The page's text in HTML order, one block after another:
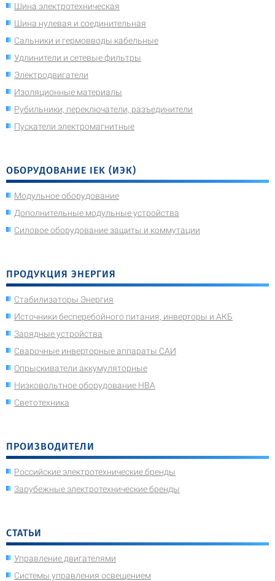
Шина электротехническая
Шина нулевая и соединительная
Сальники и гермовводы кабельные
Удлинители и сетевые фильтры
Электродвигатели
Изоляционные материалы
Рубильники, переключатели, разъединители
Пускатели электромагнитные
ОБОРУДОВАНИЕ IEK (ИЭК)
Модульное оборудование
Дополнительные модульные устройства
Силовое оборудование защиты и коммутации
ПРОДУКЦИЯ ЭНЕРГИЯ
Стабилизаторы Энергия
Источники бесперебойного питания, инверторы и АКБ
Зарядные устройства
Сварочные инверторные аппараты САИ
Опрыскиватели аккумуляторные
Низковольтное оборудование НВА
Светотехника
ПРОИЗВОДИТЕЛИ
Российские электротехнические бренды
Зарубежные электротехнические бренды
СТАТЬИ
Управление двигателями
Системы управления освещением